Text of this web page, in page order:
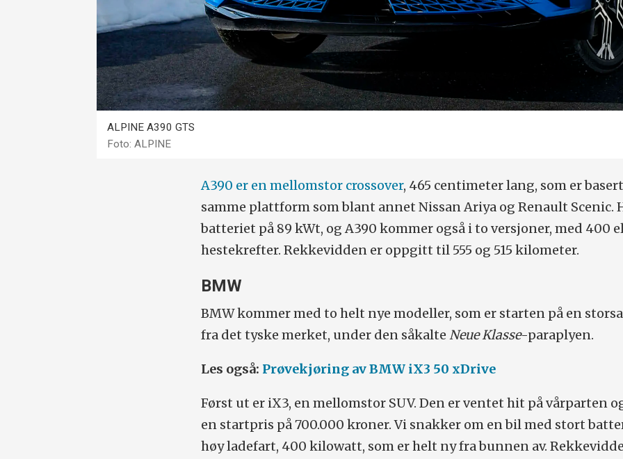
ALPINE A390 GTS
Foto: ALPINE
A390 er en mellomstor crossover, 465 centimeter lang, som er
samme plattform som blant annet Nissan Ariya og Renault Scenic.
batteriet på 89 kWt, og A390 kommer også i to versjoner, med 400
hestekrefter. Rekkevidden er oppgitt til 555 og 515 kilometer.
BMW
BMW kommer med to helt nye modeller, som er starten på en
fra det tyske merket, under den såkalteNeue Klasse-paraplyen.
Les også: Prøvekjøring av BMW iX3 50 xDrive
Først ut er iX3, en mellomstor SUV. Den er ventet hit på vårparten
en startpris på 700.000 kroner. Vi snakker om en bil med stort
høy ladefart, 400 kilowatt, som er helt ny fra bunnen av.